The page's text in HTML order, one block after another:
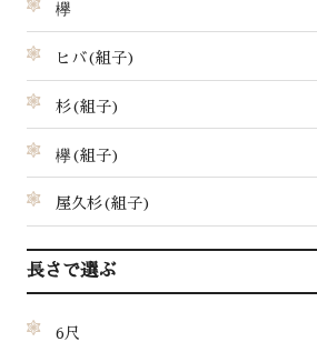
欅
ヒバ(組子)
杉(組子)
欅(組子)
屋久杉(組子)
長さで選ぶ
6尺